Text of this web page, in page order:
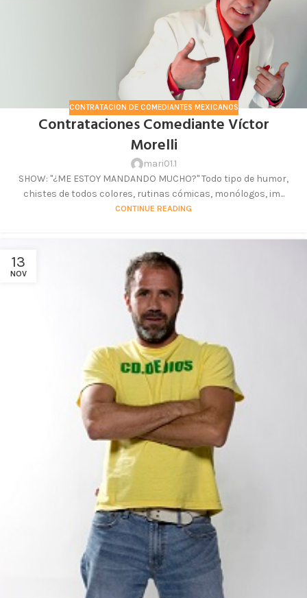
CONTRATACION DE COMEDIANTES MEXICANOS
Contrataciones Comediante Víctor
Morelli
mari01.1
SHOW: "¿ME ESTOY MANDANDO MUCHO?" Todo tipo de humor,
chistes de todos colores, rutinas cómicas, monólogos, im...
CONTINUE READING
13
NOV